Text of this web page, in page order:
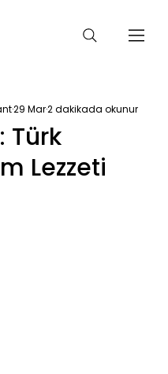
Türk
Lezzeti
29 Mar2 dakikada okunur